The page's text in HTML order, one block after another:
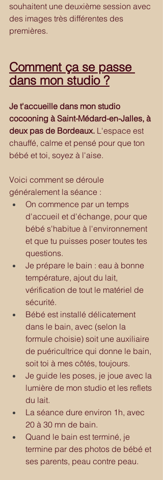
souhaitent une deuxième session avec
des images très différentes des
premières.
Comment ça se passe
dans mon studio ?
Je t'accueille dans mon studio
cocooning à Saint-Médard-en-Jalles, à
deux pas de Bordeaux. L'espace est
chauffé, calme et pensé pour que ton
bébé et toi, soyez à l'aise.
Voici comment se déroule
généralement la séance :
On commence par un temps
d'accueil et d'échange, pour que
bébé s'habitue à l'environnement
et que tu puisses poser toutes tes
questions.
Je prépare le bain : eau à bonne
température, ajout du lait,
vérification de tout le matériel de
sécurité.
Bébé est installé délicatement
dans le bain, avec (selon la
formule choisie) soit une auxiliaire
de puéricultrice qui donne le bain,
soit toi à mes côtés, toujours.
Je guide les poses, je joue avec la
lumière de mon studio et les reflets
du lait.
La séance dure environ 1h, avec
20 à 30 mn de bain.
Quand le bain est terminé, je
termine par des photos de bébé et
ses parents, peau contre peau.